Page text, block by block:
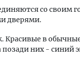
со своим
дверями.
Красивые в
них - синий